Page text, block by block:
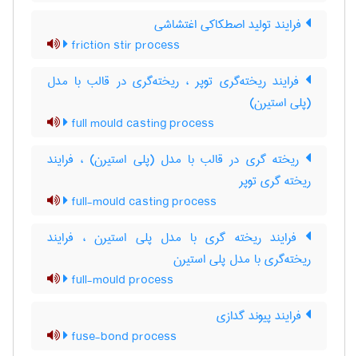
فرایند تولید اصطکاکی اغتشاشی
friction stir process
فرایند ریخته‌گری توپر ، ریخته‌گری در قالب با مدل
(پلی استیرن)
full mould casting process
ریخته گری در قالب با مدل (پلی استیرن) ، فرایند
ریخته گری توپر
full-mould casting process
فرایند ریخته گری با مدل پلی استیرن ، فرایند
ریخته‌گری با مدل پلی استیرن
full-mould process
فرایند پیوند گدازی
fuse-bond process